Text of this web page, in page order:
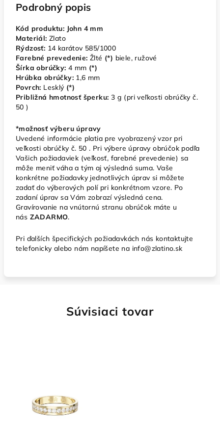
Podrobný popis
Kód produktu: John 4 mm
Materiál: Zlato
Rýdzosť: 14 karátov 585/1000
Farebné prevedenie: Žlté (*) biele, ružové
Šírka obrúčky: 4 mm (*)
Hrúbka obrúčky: 1,6 mm
Povrch: Lesklý (*)
Približná hmotnosť šperku: 3 g (pri veľkosti obrúčky č.
50 )
*možnosť výberu úpravy
Uvedené informácie platia pre vyobrazený vzor pri
veľkosti obrúčky č. 50 . Pri výbere úpravy obrúčok podľa
Vašich požiadaviek (veľkosť, farebné prevedenie) sa
môže meniť váha a tým aj výsledná suma. Vaše
konkrétne požiadavky jednotlivých úprav si môžete
zadať do výberových polí pri konkrétnom vzore. Po
zadaní úprav sa Vám zobrazí výsledná cena.
Gravírovanie na vnútornú stranu obrúčok máte u
nás ZADARMO.
Pri ďalších špecifických požiadavkách nás kontaktujte
telefonicky alebo nám napíšete na info@zlatino.sk
Súvisiaci tovar